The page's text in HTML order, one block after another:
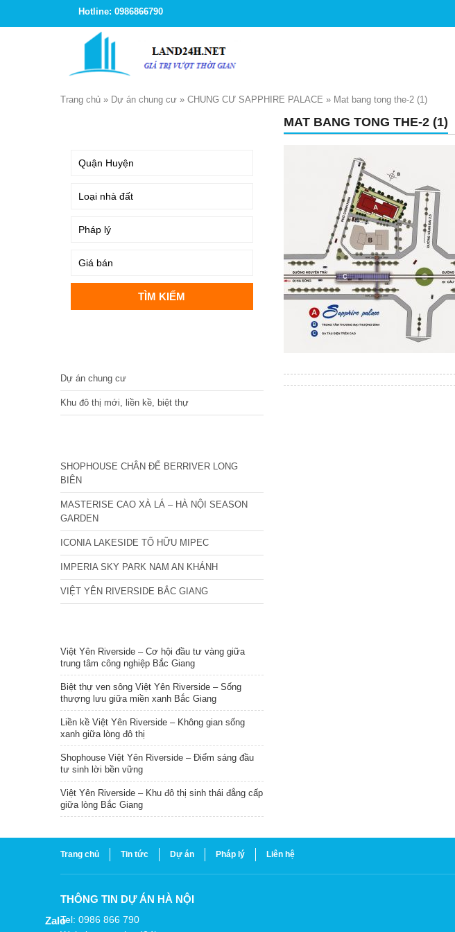
Hotline: 0986866790
Trang chủ » Dự án chung cư » CHUNG CƯ SAPPHIRE PALACE » Mat bang tong the-2 (1)
MAT BANG TONG THE-2 (1)
Dự án chung cư
Khu đô thị mới, liền kề, biệt thự
SHOPHOUSE CHÂN ĐẾ BERRIVER LONG
BIÊN
MASTERISE CAO XÀ LÁ – HÀ NỘI SEASON
GARDEN
ICONIA LAKESIDE TỐ HỮU MIPEC
IMPERIA SKY PARK NAM AN KHÁNH
VIỆT YÊN RIVERSIDE BẮC GIANG
Việt Yên Riverside – Cơ hội đầu tư vàng giữa
trung tâm công nghiệp Bắc Giang
Biệt thự ven sông Việt Yên Riverside – Sống
thượng lưu giữa miền xanh Bắc Giang
Liền kề Việt Yên Riverside – Không gian sống
xanh giữa lòng đô thị
Shophouse Việt Yên Riverside – Điểm sáng đầu
tư sinh lời bền vững
Việt Yên Riverside – Khu đô thị sinh thái đẳng cấp
giữa lòng Bắc Giang
Trang chủ Tin tức Dự án Pháp lý Liên hệ
THÔNG TIN DỰ ÁN HÀ NỘI
Tel: 0986 866 790
Zalo